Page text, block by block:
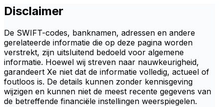
Disclaimer
De SWIFT-codes, banknamen, adressen en andere
gerelateerde informatie die op deze pagina worden
verstrekt, zijn uitsluitend bedoeld voor algemene
informatie. Hoewel wij streven naar nauwkeurigheid,
garandeert Xe niet dat de informatie volledig, actueel of
foutloos is. De details kunnen zonder kennisgeving
wijzigen en kunnen niet de meest recente gegevens van
de betreffende financiële instellingen weerspiegelen.